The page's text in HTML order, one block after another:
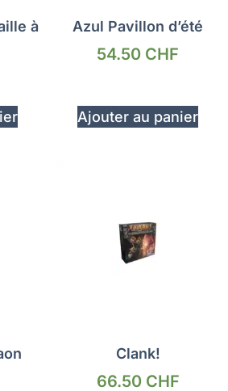
à
Azul Pavillon d’été
54.50 CHF
Ajouter au panier
Clank!
66.50 CHF